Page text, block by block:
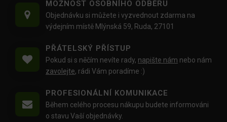
MOŽNOST OSOBNÍHO ODBĚRU
Objednávku si můžete i vyzvednout zdarma na
výdejním místě Mlýnská 59, Ruda, 27101
PŘÁTELSKÝ PŘÍSTUP
Pokud si s něčím nevíte rady, napište nám nebo nám
zavolejte, rádi Vám poradíme :)
PROFESIONÁLNÍ KOMUNIKACE
Během celého procesu nákupu budete informováni
o stavu Vaší objednávky.